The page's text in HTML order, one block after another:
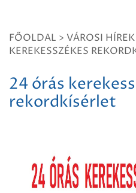
FŐOLDAL > VÁROSI HÍREK
KEREKESSZÉKES
24 órás
rekordkísérlet